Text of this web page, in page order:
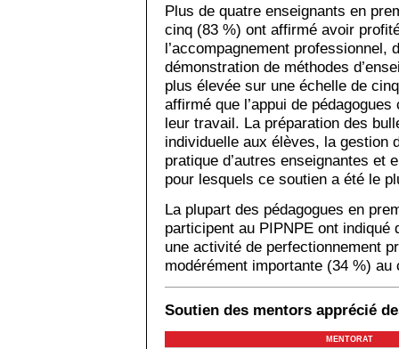
Plus de quatre enseignants en
cinq (83 %) ont affirmé avoir
l’accompagnement professionnel,
démonstration de méthodes
plus élevée sur une échelle de
affirmé que l’appui de
leur travail. La préparation des
individuelle aux élèves, la gestion
pratique d’autres enseignantes et
pour lesquels ce soutien a été le
La plupart des pédagogues en
participent au PIPNPE ont
une activité de perfectionnement
modérément importante (34 %) au
Soutien des mentors apprécié
MENTORAT